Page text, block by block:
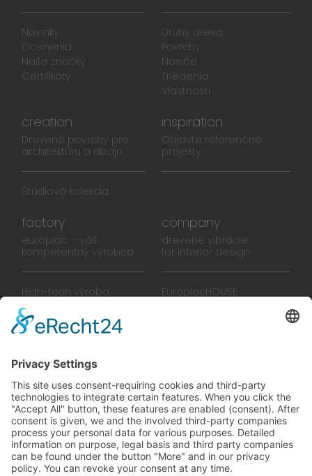
Novinky
Ocenenia
Naše značky
Certifikáty
Druhy dreva
Povrchy
Nosiče
Triedenia
Vlastnosti
creation
Drevené povrchy pre
architektúru a dizajn
Štúdiová kolekcia
inspiration
Objavte referenčné
projekty
factory
europlac – váš
kompetentný výrobca
High-tech výroba
Manufaktúra
company
drevené vibrácie
for interior design
EuroplacHOUSE
PREDAJŠKOLY
zelené vibrácie
Na ceste k budúcnosti,
ktorú sa oplatí žiť